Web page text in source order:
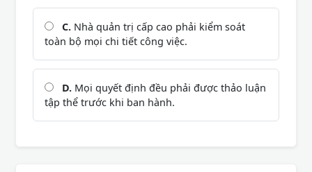
C. Nhà quản trị cấp cao phải kiểm soát
toàn bộ mọi chi tiết công việc.
D. Mọi quyết định đều phải được thảo luận
tập thể trước khi ban hành.